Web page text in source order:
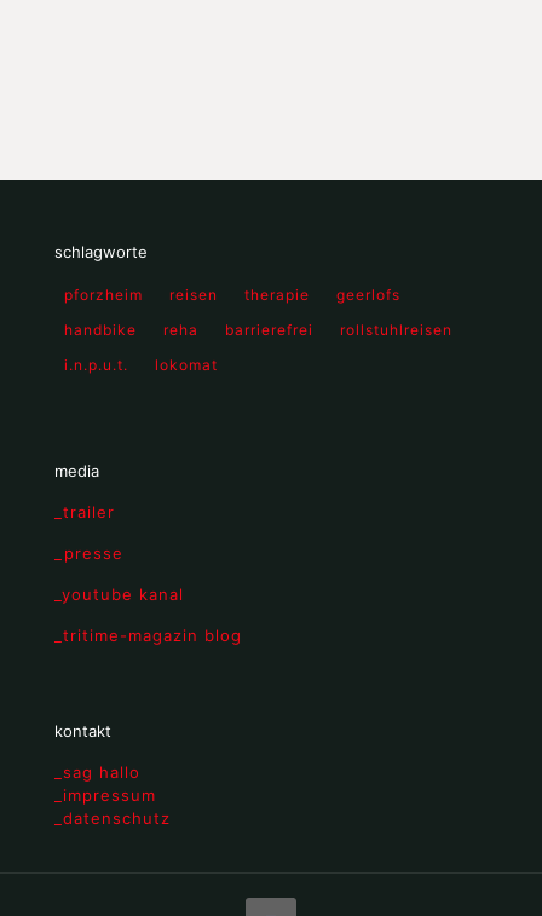
schlagworte
pforzheim reisen therapie
geerlofs
handbike
reha barrierefrei
rollstuhlreisen
i.n.p.u.t.
lokomat
media
_trailer
_presse
_youtube kanal
_tritime-magazin blog
kontakt
_sag hallo
_impressum
_datenschutz